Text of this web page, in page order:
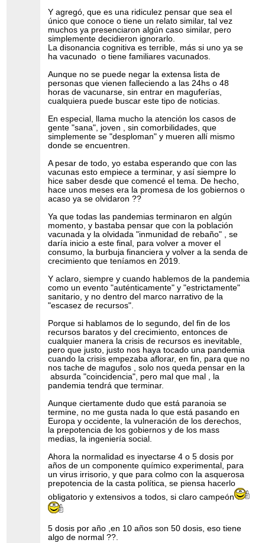
Y agregó, que es una ridiculez pensar que sea el
único que conoce o tiene un relato similar, tal vez
muchos ya presenciaron algún caso similar, pero
simplemente decidieron ignorarlo.
La disonancia cognitiva es terrible, más si uno ya se
ha vacunado o tiene familiares vacunados.
Aunque no se puede negar la extensa lista de
personas que vienen falleciendo a las 24hs o 48
horas de vacunarse, sin entrar en maguferías,
cualquiera puede buscar este tipo de noticias.
En especial, llama mucho la atención los casos de
gente "sana", joven , sin comorbilidades, que
simplemente se "desploman" y mueren allí mismo
donde se encuentren.
A pesar de todo, yo estaba esperando que con las
vacunas esto empiece a terminar, y así siempre lo
hice saber desde que comencé el tema. De hecho,
hace unos meses era la promesa de los gobiernos o
acaso ya se olvidaron ??
Ya que todas las pandemias terminaron en algún
momento, y bastaba pensar que con la población
vacunada y la olvidada "inmunidad de rebaño" , se
daría inicio a este final, para volver a mover el
consumo, la burbuja financiera y volver a la senda de
crecimiento que teníamos en 2019.
Y aclaro, siempre y cuando hablemos de la pandemia
como un evento "auténticamente" y "estrictamente"
sanitario, y no dentro del marco narrativo de la
"escasez de recursos".
Porque si hablamos de lo segundo, del fin de los
recursos baratos y del crecimiento, entonces de
cualquier manera la crisis de recursos es inevitable,
pero que justo, justo nos haya tocado una pandemia
cuando la crisis empezaba aflorar, en fin, para que no
nos tache de magufos , solo nos queda pensar en la
absurda "coincidencia", pero mal que mal , la
pandemia tendrá que terminar.
Aunque ciertamente dudo que está paranoia se
termine, no me gusta nada lo que está pasando en
Europa y occidente, la vulneración de los derechos,
la prepotencia de los gobiernos y de los mass
medias, la ingeniería social.
Ahora la normalidad es inyectarse 4 o 5 dosis por
años de un componente químico experimental, para
un virus irrisorio, y que para colmo con la asquerosa
prepotencia de la casta política, se piensa hacerlo
obligatorio y extensivos a todos, si claro campeón
5 dosis por año ,en 10 años son 50 dosis, eso tiene
algo de normal ??.